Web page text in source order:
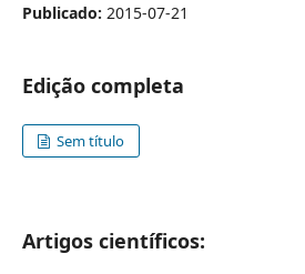
Publicado: 2015-07-21
Edição completa
Sem título
Artigos científicos: